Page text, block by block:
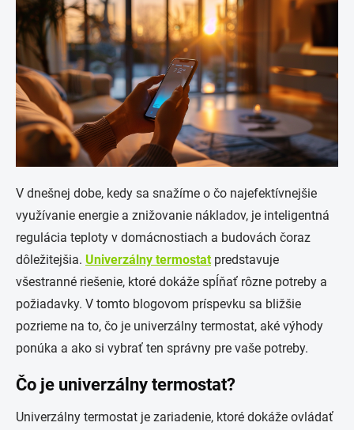
V dnešnej dobe, kedy sa snažíme o čo najefektívnejšie
využívanie energie a znižovanie nákladov, je inteligentná
regulácia teploty v domácnostiach a budovách čoraz
dôležitejšia. Univerzálny termostatpredstavuje
všestranné riešenie, ktoré dokáže spĺňať rôzne potreby a
požiadavky. V tomto blogovom príspevku sa bližšie
pozrieme na to, čo je univerzálny termostat, aké výhody
ponúka a ako si vybrať ten správny pre vaše potreby.
Čo je univerzálny termostat?
Univerzálny termostat je zariadenie, ktoré dokáže ovládať